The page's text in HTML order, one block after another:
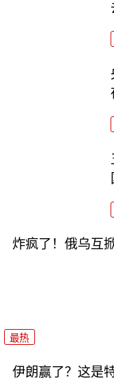
炸疯了！俄乌互
最热
伊朗赢了？这是